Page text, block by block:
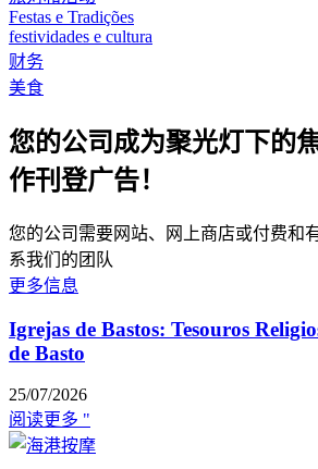
Festas e Tradições
festividades e cultura
财务
美食
您的公司成为聚光灯下的
作刊登广告！
您的公司需要网站、网上商店或付费和
系我们的团队
更多信息
Igrejas de Bastos: Tesouros
de Basto
25/07/2026
阅读更多 "